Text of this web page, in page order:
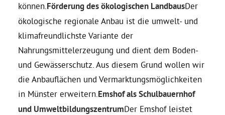
können. Förderung des ökologischen LandbausDer
ökologische regionale Anbau ist die umwelt- und
klimafreundlichste Variante der
Nahrungsmittelerzeugung und dient dem Boden-
und Gewässerschutz. Aus diesem Grund wollen wir
die Anbauflächen und Vermarktungsmöglichkeiten
in Münster erweitern. Emshof als Schulbauernhof
und UmweltbildungszentrumDer Emshof leistet